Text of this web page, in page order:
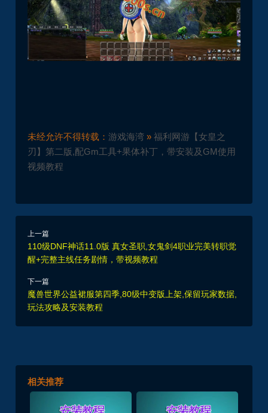
未经允许不得转载：游戏海湾 »福利网游【女皇之
刃】第二版,配Gm工具+果体补丁，带安装及GM使用
视频教程
上一篇
110级DNF神话11.0版 真女圣职,女鬼剑4职业完美转职觉
醒+完整主线任务剧情，带视频教程
下一篇
魔兽世界公益裙服第四季,80级中变版上架,保留玩家数据,
玩法攻略及安装教程
相关推荐